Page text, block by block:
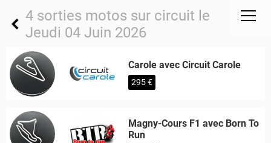
4 sorties motos sur circuit le
Jeudi 04 Juin 2026
Carole avec Circuit Carole
295 €
Magny-Cours F1 avec Born To
Run